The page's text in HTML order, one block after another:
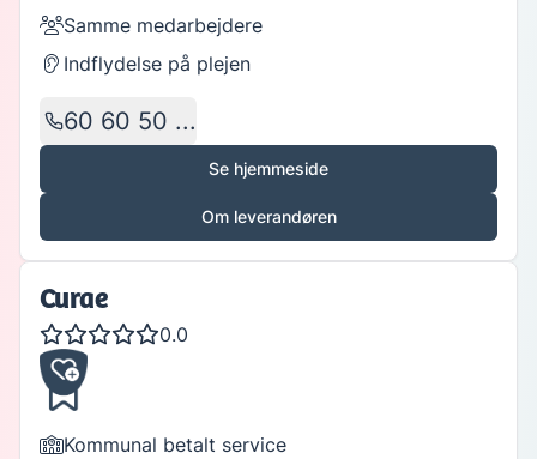
60 60 50 ...
Se hjemmeside
Om leverandøren
Samme medarbejdere
Indflydelse på plejen
Curae
0.0
Kommunal betalt service